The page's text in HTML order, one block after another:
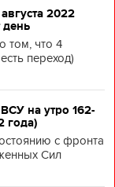
2022
день
том, что 4
переход)
на утро 162-
года)
с фронта
Сил